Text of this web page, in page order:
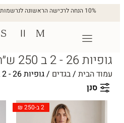
10% הנחה לרכישה הראשונה לנרשמות למעדון הלקוחות
גופיות 26 - 2 ב 250 ש״ח
עמוד הבית /בגדים / גופיות 26 - 2 ב 250 ש״ח
סנן
2 ב-250 ₪